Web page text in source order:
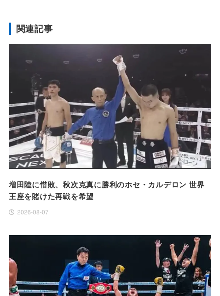
関連記事
増田陸に惜敗、秋次克真に勝利のホセ・カルデロン 世界
王座を賭けた再戦を希望
2026-08-07